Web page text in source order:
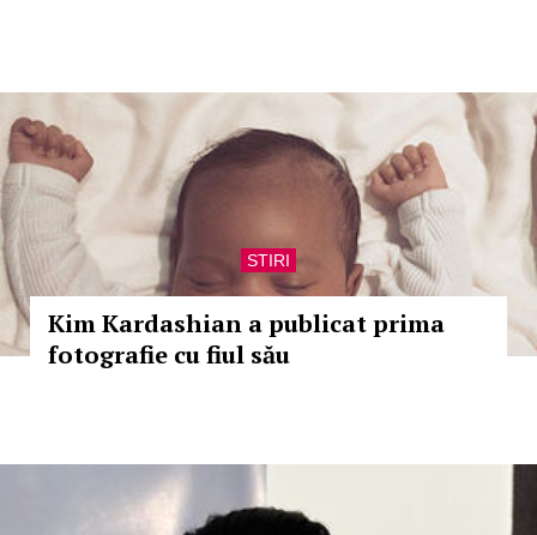
STIRI
Kim Kardashian a publicat prima
fotografie cu fiul său